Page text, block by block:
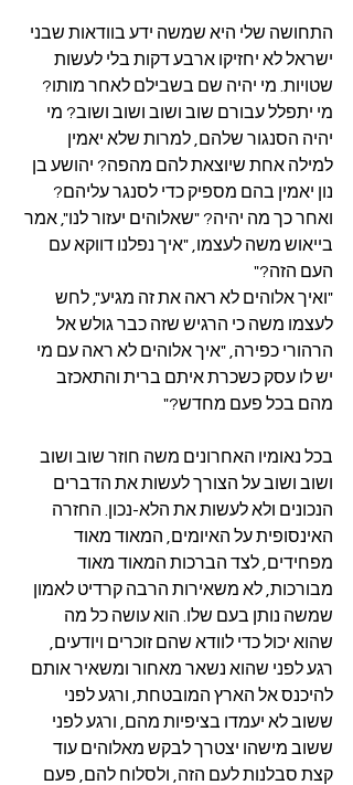
התחושה שלי היא שמשה ידע בוודאות שבני
ישראל לא יחזיקו ארבע דקות בלי לעשות
שטויות. מי יהיה שם בשבילם לאחר מותו?
מי יתפלל עבורם שוב ושוב ושוב ושוב? מי
יהיה הסנגור שלהם, למרות שלא יאמין
למילה אחת שיוצאת להם מהפה? יהושע בן
נון יאמין בהם מספיק כדי לסנגר עליהם?
ואחר כך מה יהיה? "שאלוהים יעזור לנו", אמר
בייאוש משה לעצמו, "איך נפלנו דווקא עם
העם הזה?"
"ואיך אלוהים לא ראה את זה מגיע", לחש
לעצמו משה כי הרגיש שזה כבר גולש אל
הרהורי כפירה, "איך אלוהים לא ראה עם מי
יש לו עסק כשכרת איתם ברית והתאכזב
מהם בכל פעם מחדש?"
בכל נאומיו האחרונים משה חוזר שוב ושוב
ושוב ושוב על הצורך לעשות את הדברים
הנכונים ולא לעשות את הלא-נכון. החזרה
האינסופית על האיומים, המאוד מאוד
מפחידים, לצד הברכות המאוד מאוד
מבורכות, לא משאירות הרבה קרדיט לאמון
שמשה נותן בעם שלו. הוא עושה כל מה
שהוא יכול כדי לוודא שהם זוכרים ויודעים,
רגע לפני שהוא נשאר מאחור ומשאיר אותם
להיכנס אל הארץ המובטחת, ורגע לפני
ששוב לא יעמדו בציפיות מהם, ורגע לפני
ששוב מישהו יצטרך לבקש מאלוהים עוד
קצת סבלנות לעם הזה, ולסלוח להם, פעם